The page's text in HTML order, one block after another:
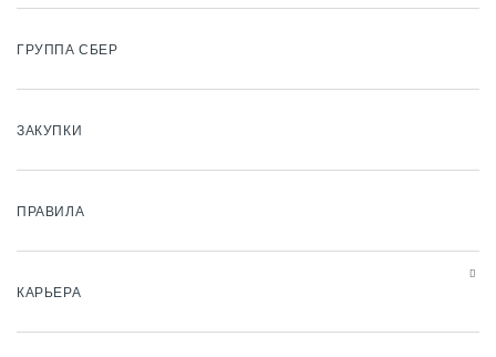
ГРУППА СБЕР
ЗАКУПКИ
ПРАВИЛА
КАРЬЕРА